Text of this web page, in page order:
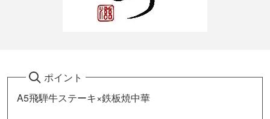
ポイント
A5飛騨牛ステーキ×鉄板焼中華